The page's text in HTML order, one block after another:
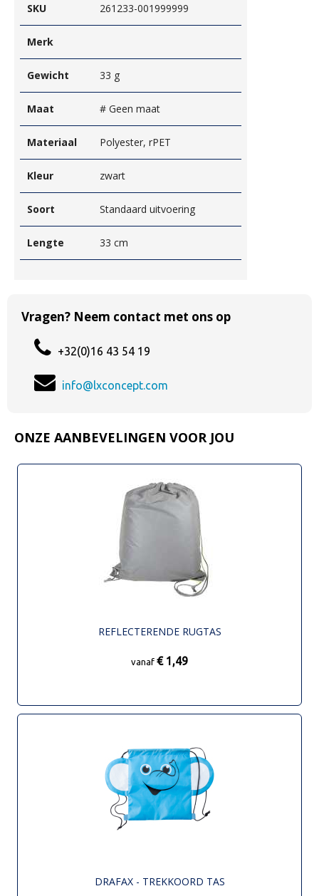
SKU 261233-001999999
Merk
Gewicht 33 g
Maat # Geen maat
Materiaal Polyester, rPET
Kleur zwart
Soort Standaard uitvoering
Lengte 33 cm
Vragen? Neem contact met ons op
+32(0)16 43 54 19
info@lxconcept.com
ONZE AANBEVELINGEN VOOR JOU
REFLECTERENDE RUGTAS
vanaf € 1,49
DRAFAX - TREKKOORD TAS